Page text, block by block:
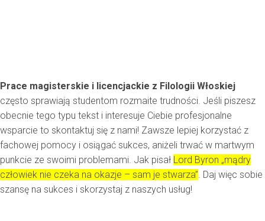
Prace magisterskie i licencjackie z Filologii Włoskiej
często sprawiają studentom rozmaite trudności. Jeśli piszesz
obecnie tego typu tekst i interesuje Ciebie profesjonalne
wsparcie to skontaktuj się z nami! Zawsze lepiej korzystać z
fachowej pomocy i osiągać sukces, aniżeli trwać w martwym
punkcie ze swoimi problemami. Jak pisał Lord Byron „mądry
człowiek nie czeka na okazje – sam je stwarza”. Daj więc sobie
szansę na sukces i skorzystaj z naszych usług!